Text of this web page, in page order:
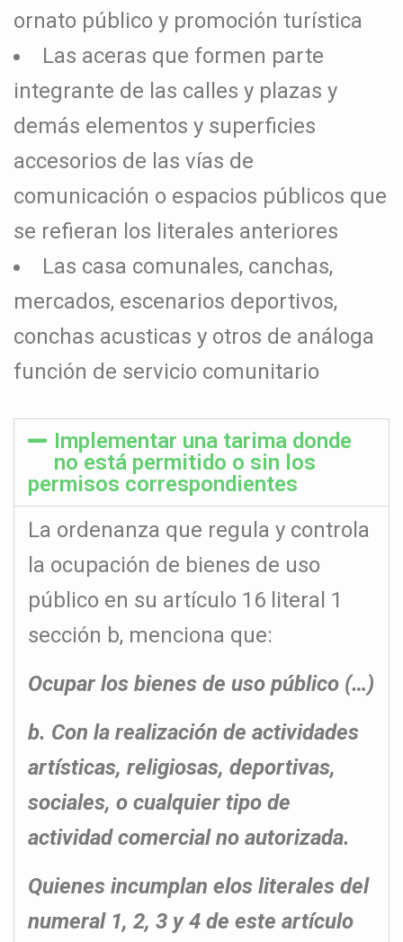
ornato público y promoción turística
Las aceras que formen parte
integrante de las calles y plazas y
demás elementos y superficies
accesorios de las vías de
comunicación o espacios públicos que
se refieran los literales anteriores
Las casa comunales, canchas,
mercados, escenarios deportivos,
conchas acusticas y otros de análoga
función de servicio comunitario
Implementar una tarima donde
no está permitido o sin los
permisos correspondientes
La ordenanza que regula y controla
la ocupación de bienes de uso
público en su artículo 16 literal 1
sección b, menciona que:
Ocupar los bienes de uso público (…)
b. Con la realización de actividades
artísticas, religiosas, deportivas,
sociales, o cualquier tipo de
actividad comercial no autorizada.
Quienes incumplan elos literales del
numeral 1, 2, 3 y 4 de este artículo